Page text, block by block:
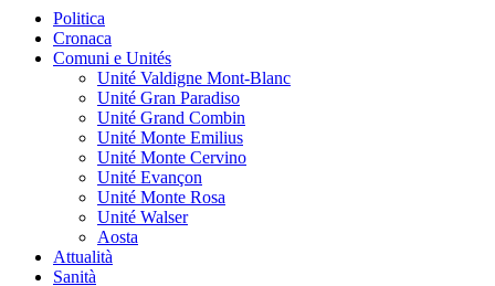
Politica
Cronaca
Comuni e Unités
Unité Valdigne Mont-Blanc
Unité Gran Paradiso
Unité Grand Combin
Unité Monte Emilius
Unité Monte Cervino
Unité Evançon
Unité Monte Rosa
Unité Walser
Aosta
Attualità
Sanità